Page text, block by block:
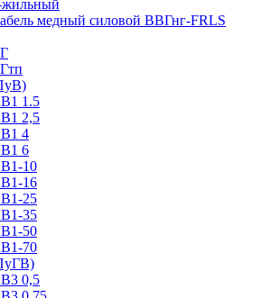
жильный
медный силовой ВВГнг-FRLS
1.5
2,5
4
6
10
16
25
35
50
70
0,5